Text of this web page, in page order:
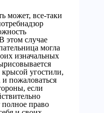
может, все-таки
этом случае
могла
изначальных
угостили,
пожаловаться
если
полное право